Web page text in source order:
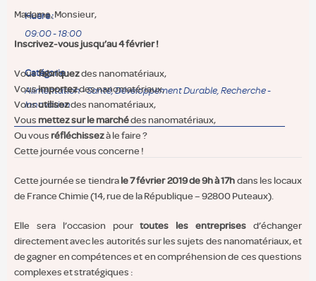
Huere :
09:00 - 18:00
Catégorie :
Alimentation - Santé,Développement Durable,Recherche -
Innovation
Madame, Monsieur,
Inscrivez-vous jusqu’au 4 février !
Vousfabriquezdes nanomatériaux,
Vousimportezdes nanomatériaux,
Vousutilisezdes nanomatériaux,
Vousmettez sur le marchédes nanomatériaux,
Ou vousréfléchissezà le faire ?
Cette journée vous concerne !
Cette journée se tiendrale 7 février 2019 de 9h à 17hdans les locaux
de France Chimie (14, rue de la République – 92800 Puteaux).
Elle sera l’occasion pourtoutes les entreprises d’échanger
directement avec les autorités sur les sujets des nanomatériaux, et
de gagner en compétences et en compréhension de ces questions
complexes et stratégiques :